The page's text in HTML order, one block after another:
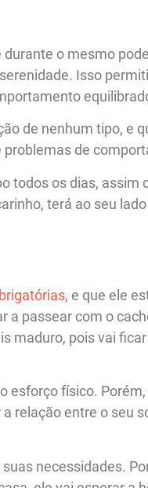
o mesmo
Isso
de nenhum tipo, e
de
todos os dias, assim
terá ao seu
, e que ele
a passear com o
maduro, pois vai
esforço físico.
relação entre o seu
necessidades.